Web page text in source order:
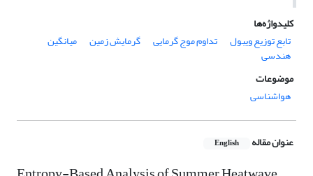
کلیدواژه‌ها
تابع توزیع ویبول
تداوم موج گرمایی گرمایش زمین میانگین
هندسی
موضوعات
هواشناسی
عنوان مقاله English